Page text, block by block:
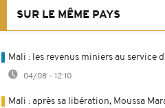
SUR LE MÊME PAYS
Mali : les revenus miniers au service
04/08 - 12:10
Mali : après sa libération, Moussa